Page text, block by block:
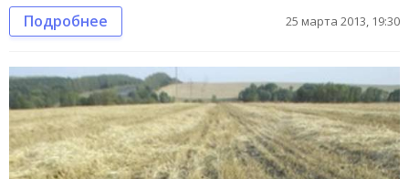
Подробнее 25 марта 2013, 19:30